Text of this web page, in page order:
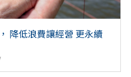
降低浪費讓經營 更永續